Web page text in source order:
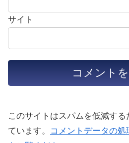
サイト
このサイトはスパムを低減す
ています。
コメントデータの